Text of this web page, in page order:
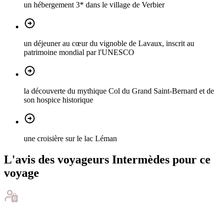
un hébergement 3* dans le village de Verbier
un déjeuner au cœur du vignoble de Lavaux, inscrit au
patrimoine mondial par l'UNESCO
la découverte du mythique Col du Grand Saint-Bernard et de
son hospice historique
une croisière sur le lac Léman
L'avis des voyageurs Intermèdes pour ce
voyage